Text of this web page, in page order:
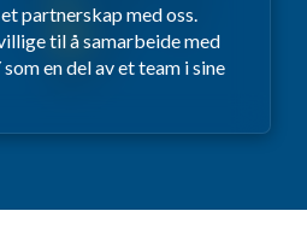
partnerskap med oss.
til å samarbeide med
en del av et team i sine